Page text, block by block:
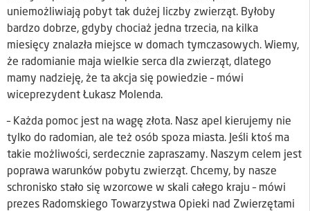
uniemożliwiają pobyt tak dużej liczby zwierząt. Byłoby
bardzo dobrze, gdyby chociaż jedna trzecia, na kilka
miesięcy znalazła miejsce w domach tymczasowych. Wiemy,
że radomianie maja wielkie serca dla zwierząt, dlatego
mamy nadzieję, że ta akcja się powiedzie – mówi
wiceprezydent Łukasz Molenda.
– Każda pomoc jest na wagę złota. Nasz apel kierujemy nie
tylko do radomian, ale też osób spoza miasta. Jeśli ktoś ma
takie możliwości, serdecznie zapraszamy. Naszym celem jest
poprawa warunków pobytu zwierząt. Chcemy, by nasze
schronisko stało się wzorcowe w skali całego kraju – mówi
prezes Radomskiego Towarzystwa Opieki nad Zwierzętami